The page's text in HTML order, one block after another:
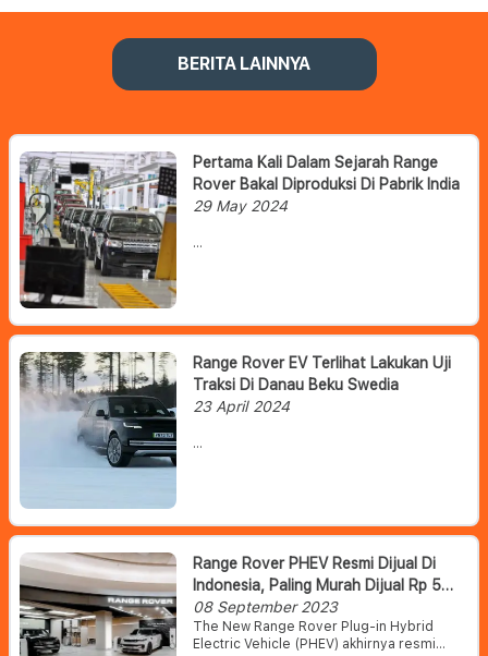
BERITA LAINNYA
Pertama Kali Dalam Sejarah Range
Rover Bakal Diproduksi Di Pabrik India
29 May 2024
India. Dua model andalan JLR
tersebut ke depannya akan dirakit di
pabrik Pune, India.
Range Rover EV Terlihat Lakukan Uji
Traksi Di Danau Beku Swedia
23 April 2024
sedang menguji Range Rover
Electric di sebuah danau beku di
Swedia.
Range Rover PHEV Resmi Dijual Di
Indonesia, Paling Murah Dijual Rp 5
Miliar Lebih
08 September 2023
The New Range Rover Plug-in Hybrid
Electric Vehicle (PHEV) akhirnya resmi